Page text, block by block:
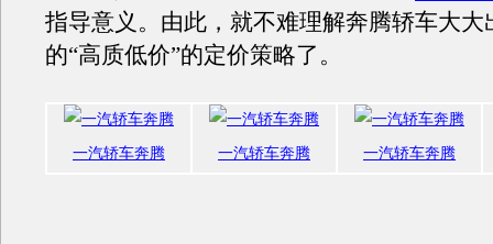
指导意义。由此，就不难理解奔腾轿车大大
的“高质低价”的定价策略了。
一汽轿车奔腾 一汽轿车奔腾 一汽轿车奔腾